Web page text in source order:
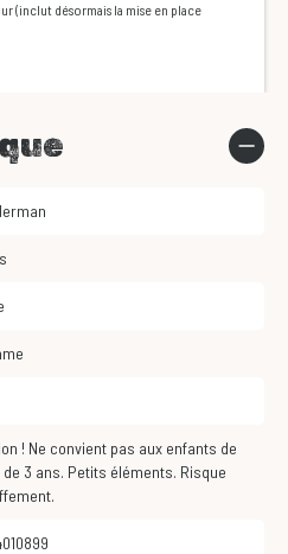
(inclut désormais la mise en place
3 ans. Petits éléments. Risque